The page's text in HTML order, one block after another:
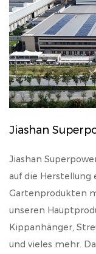
Jiashan
Jiashan
auf die
Gartenprodukten
unseren
Kippanhänger,
und vieles mehr.